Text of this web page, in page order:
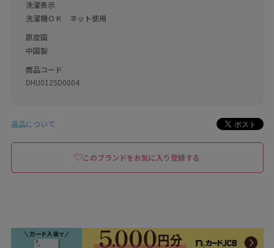
洗濯表示
洗濯機ＯＫ　ネット使用
原産国
中国製
商品コード
DHU0125D0004
返品について
このブランドをお気に入り登録する